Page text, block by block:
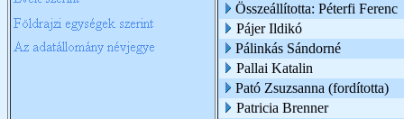
Összeállította: Péterfi Ferenc
Pájer Ildikó
Pálinkás Sándorné
Pallai Katalin
Pató Zsuzsanna (fordította)
Patricia Brenner